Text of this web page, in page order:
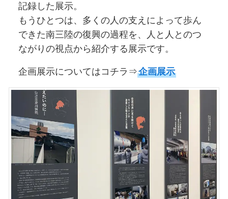
記録した展示。
もうひとつは、多くの人の支えによって歩ん
できた南三陸の復興の過程を、人と人とのつ
ながりの視点から紹介する展示です。
企画展示についてはコチラ⇒企画展示